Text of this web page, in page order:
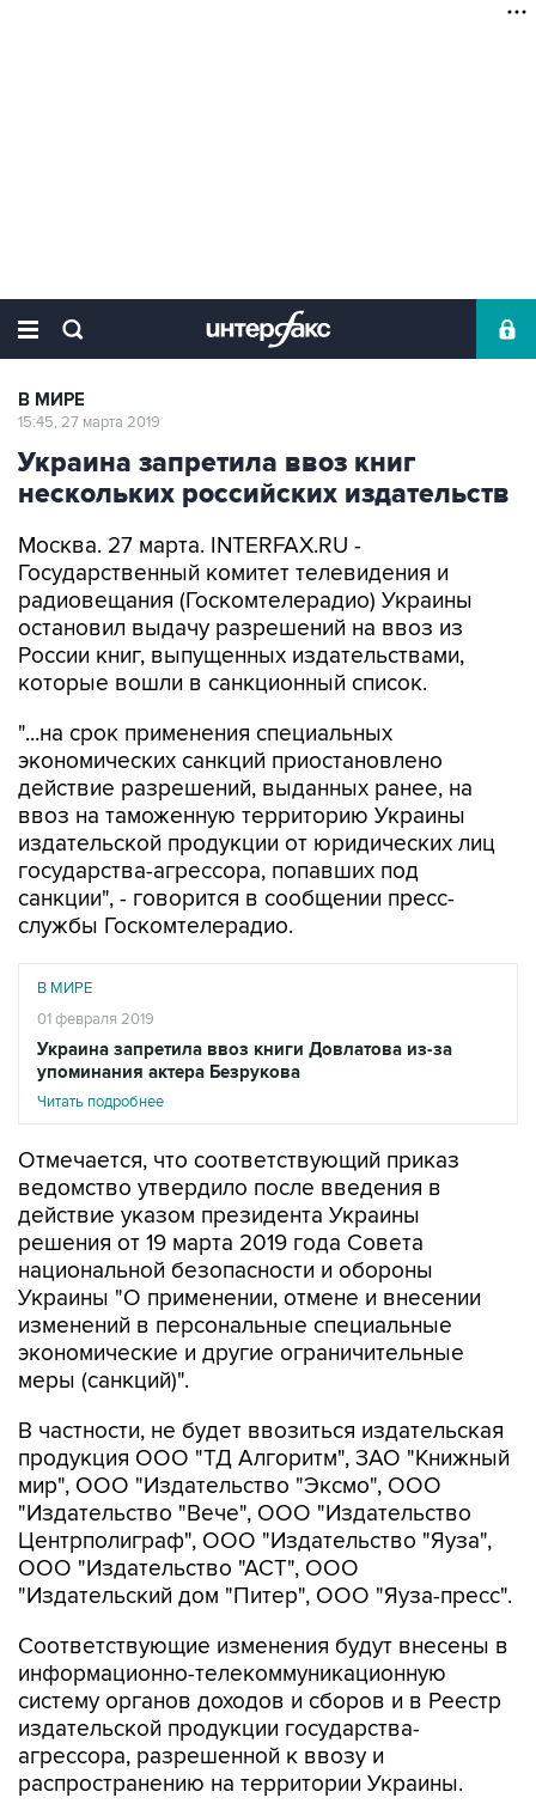
В МИРЕ
15:45, 27 марта 2019
Украина запретила ввоз книг
нескольких российских издательств
Москва. 27 марта. INTERFAX.RU -
Государственный комитет телевидения и
радиовещания (Госкомтелерадио) Украины
остановил выдачу разрешений на ввоз из
России книг, выпущенных издательствами,
которые вошли в санкционный список.
"...на срок применения специальных
экономических санкций приостановлено
действие разрешений, выданных ранее, на
ввоз на таможенную территорию Украины
издательской продукции от юридических лиц
государства-агрессора, попавших под
санкции", - говорится в сообщении пресс-
службы Госкомтелерадио.
В МИРЕ
01 февраля 2019
Украина запретила ввоз книги Довлатова из-за
упоминания актера Безрукова
Читать подробнее
Отмечается, что соответствующий приказ
ведомство утвердило после введения в
действие указом президента Украины
решения от 19 марта 2019 года Совета
национальной безопасности и обороны
Украины "О применении, отмене и внесении
изменений в персональные специальные
экономические и другие ограничительные
меры (санкций)".
В частности, не будет ввозиться издательская
продукция ООО "ТД Алгоритм", ЗАО "Книжный
мир", ООО "Издательство "Эксмо", ООО
"Издательство "Вече", ООО "Издательство
Центрполиграф", ООО "Издательство "Яуза",
ООО "Издательство "АСТ", ООО
"Издательский дом "Питер", ООО "Яуза-пресс".
Соответствующие изменения будут внесены в
информационно-телекоммуникационную
систему органов доходов и сборов и в Реестр
издательской продукции государства-
агрессора, разрешенной к ввозу и
распространению на территории Украины.